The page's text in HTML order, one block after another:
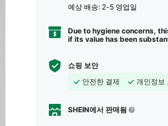
예상 배송: 2-5 영업일
Due to hygiene concerns,
if its value has been
쇼핑 보안
안전한 결제
개인정보
SHEIN에서 판매됨